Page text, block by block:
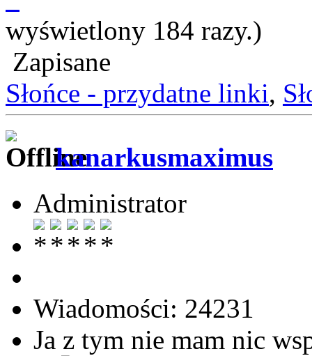
wyświetlony 184 razy.)
Zapisane
Słońce - przydatne linki,
kanarkusmaximus
Administrator
Wiadomości: 24231
Ja z tym nie mam nic